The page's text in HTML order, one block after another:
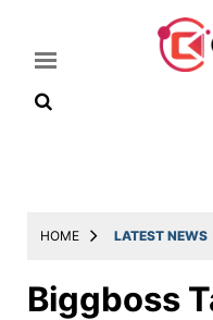
Latest
Throwback
HOME LATEST NEWS
Biggboss